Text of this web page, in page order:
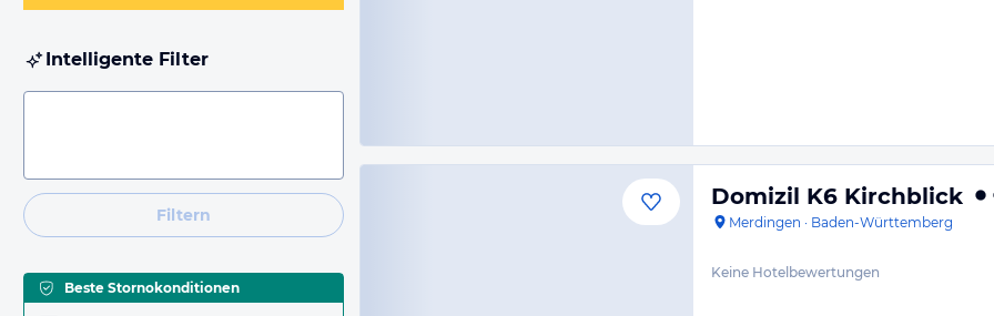
Intelligente Filter
Filtern
Beste Stornokonditionen
Domizil K6 Kirchblick
Merdingen · Baden-Württemberg
Keine Hotelbewertungen